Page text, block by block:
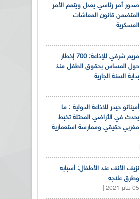
صدور أمر رئاسي يعدل ويتمم الأمر
المتضمن قانون المعاشات
العسكرية
مريم شرفي للإذاعة: 700 إخطار
حول المساس بحقوق الطفل منذ
بداية السنة الجارية
أميناتو حيدر للاذاعة الدولية : ما
يحدث في الأراضي المحتلة تخبط
مغربي حقيقي وممارسة استعمارية
نزيف الأنف عند الأطفال: أسبابه
وطرق علاجه
05 يناير 2021 |